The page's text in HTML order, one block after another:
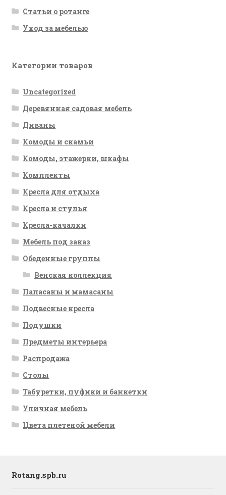
Статьи о ротанге
Уход за мебелью
Категории товаров
Uncategorized
Деревянная садовая мебель
Диваны
Комоды и скамьи
Комоды, этажерки, шкафы
Комплекты
Кресла для отдыха
Кресла и стулья
Кресла-качалки
Мебель под заказ
Обеденные группы
Венская коллекция
Папасаны и мамасаны
Подвесные кресла
Подушки
Предметы интерьера
Распродажа
Столы
Табуретки, пуфики и банкетки
Уличная мебель
Цвета плетеной мебели
Rotang.spb.ru